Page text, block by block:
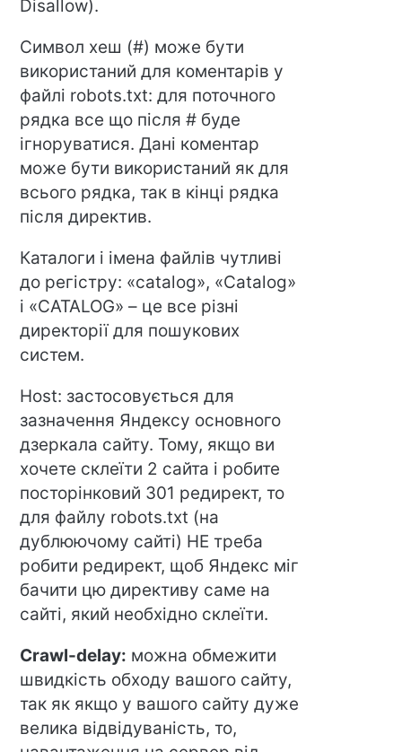
Disallow).
Символ хеш (#) може бути
використаний для коментарів у
файлі robots.txt: для поточного
рядка все що після # буде
ігноруватися. Дані коментар
може бути використаний як для
всього рядка, так в кінці рядка
після директив.
Каталоги і імена файлів чутливі
до регістру: «catalog», «Catalog»
і «CATALOG» – це все різні
директорії для пошукових
систем.
Host: застосовується для
зазначення Яндексу основного
дзеркала сайту. Тому, якщо ви
хочете склеїти 2 сайта і робите
посторінковий 301 редирект, то
для файлу robots.txt (на
дублюючому сайті) НЕ треба
робити редирект, щоб Яндекс міг
бачити цю директиву саме на
сайті, який необхідно склеїти.
Crawl-delay: можна обмежити
швидкість обходу вашого сайту,
так як якщо у вашого сайту дуже
велика відвідуваність, то,